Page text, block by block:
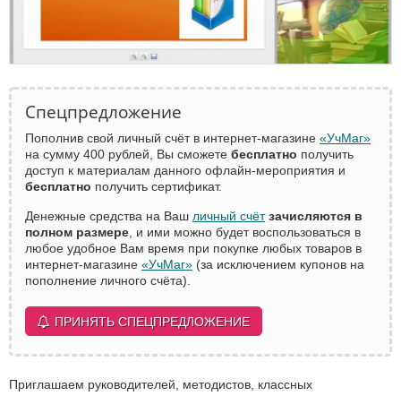
Спецпредложение
Пополнив свой личный счёт в интернет-магазине «УчМаг»
на сумму 400 рублей, Вы сможете бесплатно получить
доступ к материалам данного офлайн-мероприятия и
бесплатно получить сертификат.
Денежные средства на Ваш личный счёт зачисляются в
полном размере , и ими можно будет воспользоваться в
любое удобное Вам время при покупке любых товаров в
интернет-магазине «УчМаг» (за исключением купонов на
пополнение личного счёта).
ПРИНЯТЬ СПЕЦПРЕДЛОЖЕНИЕ
Приглашаем руководителей, методистов, классных